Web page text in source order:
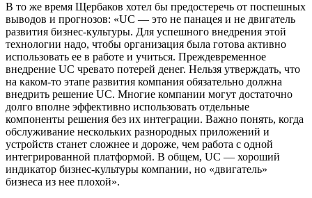
В то же время Щербаков хотел бы предостеречь от поспешных
выводов и прогнозов: «UC — это не панацея и не двигатель
развития бизнес-культуры. Для успешного внедрения этой
технологии надо, чтобы организация была готова активно
использовать ее в работе и учиться. Преждевременное
внедрение UC чревато потерей денег. Нельзя утверждать, что
на каком-то этапе развития компания обязательно должна
внедрить решение UC. Многие компании могут достаточно
долго вполне эффективно использовать отдельные
компоненты решения без их интеграции. Важно понять, когда
обслуживание нескольких разнородных приложений и
устройств станет сложнее и дороже, чем работа с одной
интегрированной платформой. В общем, UC — хороший
индикатор бизнес-культуры компании, но «двигатель»
бизнеса из нее плохой».